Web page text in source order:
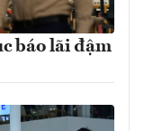
báo lãi đậm